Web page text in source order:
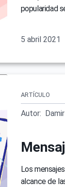
popularidad
5 abril 2021
ARTÍCULO
Autor:
Los
alcance de